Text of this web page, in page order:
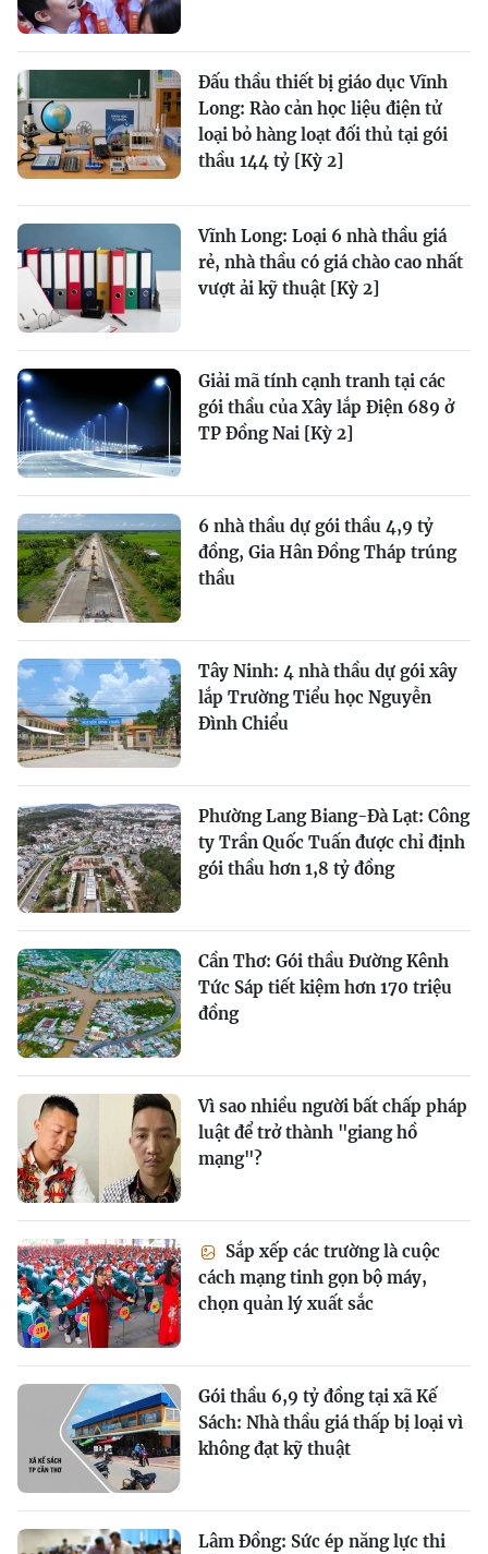
Đấu thầu thiết bị giáo dục Vĩnh
Long: Rào cản học liệu điện tử
loại bỏ hàng loạt đối thủ tại gói
thầu 144 tỷ [Kỳ 2]
Vĩnh Long: Loại 6 nhà thầu giá
rẻ, nhà thầu có giá chào cao nhất
vượt ải kỹ thuật [Kỳ 2]
Giải mã tính cạnh tranh tại các
gói thầu của Xây lắp Điện 689 ở
TP Đồng Nai [Kỳ 2]
6 nhà thầu dự gói thầu 4,9 tỷ
đồng, Gia Hân Đồng Tháp trúng
thầu
Tây Ninh: 4 nhà thầu dự gói xây
lắp Trường Tiểu học Nguyễn
Đình Chiểu
Phường Lang Biang-Đà Lạt: Công
ty Trần Quốc Tuấn được chỉ định
gói thầu hơn 1,8 tỷ đồng
Cần Thơ: Gói thầu Đường Kênh
Tức Sáp tiết kiệm hơn 170 triệu
đồng
Vì sao nhiều người bất chấp pháp
luật để trở thành "giang hồ
mạng"?
Sắp xếp các trường là cuộc
cách mạng tinh gọn bộ máy,
chọn quản lý xuất sắc
Gói thầu 6,9 tỷ đồng tại xã Kế
Sách: Nhà thầu giá thấp bị loại vì
không đạt kỹ thuật
Lâm Đồng: Sức ép năng lực thi